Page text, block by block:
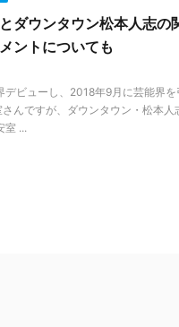
ダウンタウン松本人志の
ントについても
デビューし、2018年9月に芸能界
さんですが、ダウンタウン・松本
室 ...